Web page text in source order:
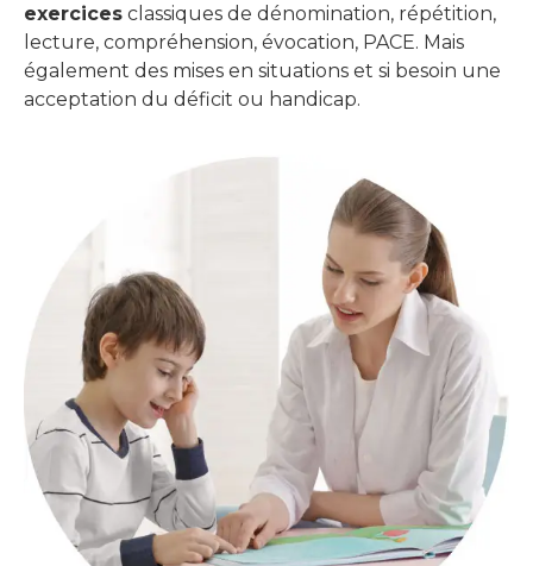
exercices classiques de dénomination, répétition,
lecture, compréhension, évocation, PACE. Mais
également des mises en situations et si besoin une
acceptation du déficit ou handicap.